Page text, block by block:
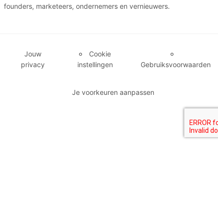
founders, marketeers, ondernemers en vernieuwers.
Jouw
privacy
Cookie
instellingen
Gebruiksvoorwaarden
Je voorkeuren aanpassen